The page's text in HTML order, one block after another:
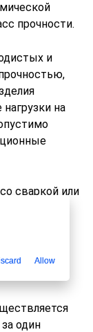
прочности.
и
на
сваркой или
один
Allow